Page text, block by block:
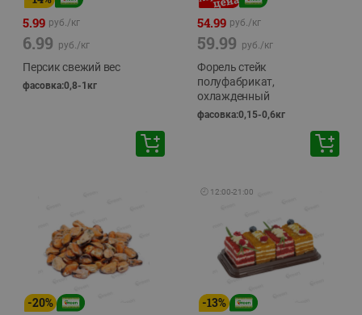
5.99 руб./кг
6.99 руб./кг
Персик свежий вес
фасовка:0,8-1кг
54.99 руб./кг
59.99 руб./кг
Форель стейк
полуфабрикат,
охлажденный
фасовка:0,15-0,6кг
-20%
🕘 12:00-21:00
-13%